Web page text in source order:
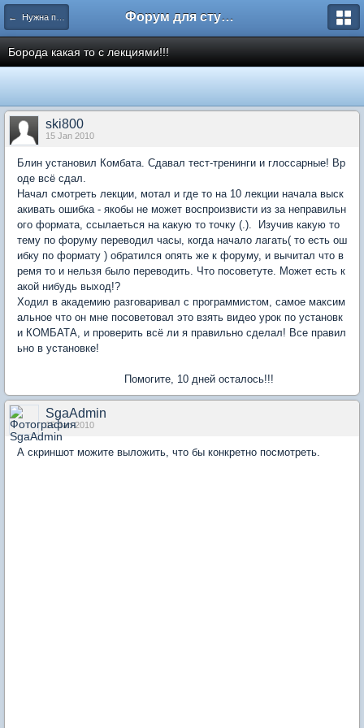
← Нужна помощь Форум для студента СГА
Борода какая то с лекциями!!!
ski800
15 Jan 2010
Блин установил Комбата. Сдавал тест-тренинги и глоссарные! Вр
оде всё сдал.
Начал смотреть лекции, мотал и где то на 10 лекции начала выск
акивать ошибка - якобы не может воспроизвисти из за неправильн
ого формата, ссылаеться на какую то точку (.). Изучив какую то
тему по форуму переводил часы, когда начало лагать( то есть ош
ибку по формату ) обратился опять же к форуму, и вычитал что в
ремя то и нельзя было переводить. Что посоветуте. Может есть к
акой нибудь выход!?
Ходил в академию разговаривал с программистом, самое максим
альное что он мне посоветовал это взять видео урок по установк
и КОМБАТА, и проверить всё ли я правильно сделал! Все правил
ьно в установке!
Помогите, 10 дней осталось!!!
SgaAdmin
15 Jan 2010
А скриншот можите выложить, что бы конкретно посмотреть.